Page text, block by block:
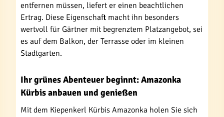
entfernen müssen, liefert er einen beachtlichen
Ertrag. Diese Eigenschaft macht ihn besonders
wertvoll für Gärtner mit begrenztem Platzangebot, sei
es auf dem Balkon, der Terrasse oder im kleinen
Stadtgarten.
Ihr grünes Abenteuer beginnt: Amazonka
Kürbis anbauen und genießen
Mit dem Kiepenkerl Kürbis Amazonka holen Sie sich